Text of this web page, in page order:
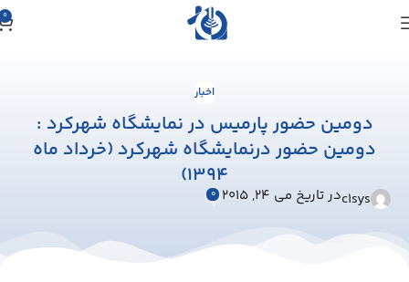
0
اخبار
دومین حضور پارمیس در نمایشگاه شهرکرد :
دومین حضور درنمایشگاه شهرکرد (خرداد ماه
1394)
c1sysدر تاریخ می 24, 2015 0